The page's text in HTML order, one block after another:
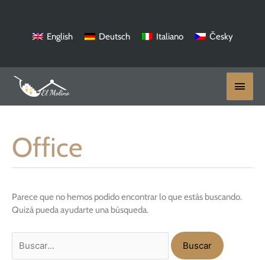
contenido
English Deutsch Italiano Česky
Menú
Office
Parece que no hemos podido encontrar lo que estás buscando.
Quizá pueda ayudarte una búsqueda.
Buscar
por: